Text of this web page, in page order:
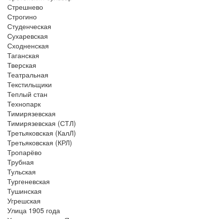
Стрешнево
Строгино
Студенческая
Сухаревская
Сходненская
Таганская
Тверская
Театральная
Текстильщики
Теплый стан
Технопарк
Тимирязевская
Тимирязевская (СТЛ)
Третьяковская (КалЛ)
Третьяковская (КРЛ)
Тропарёво
Трубная
Тульская
Тургеневская
Тушинская
Угрешская
Улица 1905 года